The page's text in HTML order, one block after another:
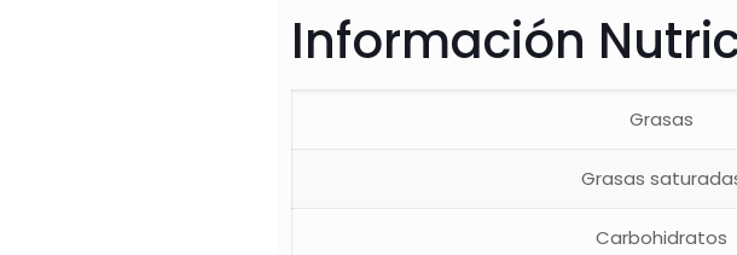
Información
Grasas
Grasas
Carbohidratos